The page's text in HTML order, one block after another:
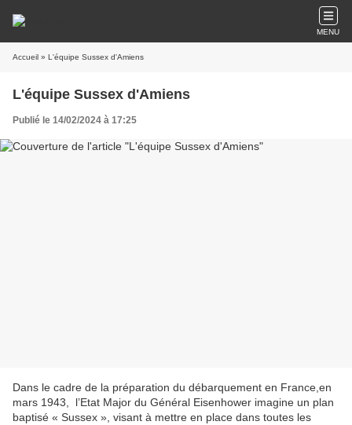
MENU
Accueil » L'équipe Sussex d'Amiens
L'équipe Sussex d'Amiens
Publié le 14/02/2024 à 17:25
Dans le cadre de la préparation du débarquement en France,en
mars 1943, l’Etat Major du Général Eisenhower imagine un plan
baptisé « Sussex », visant à mettre en place dans toutes les